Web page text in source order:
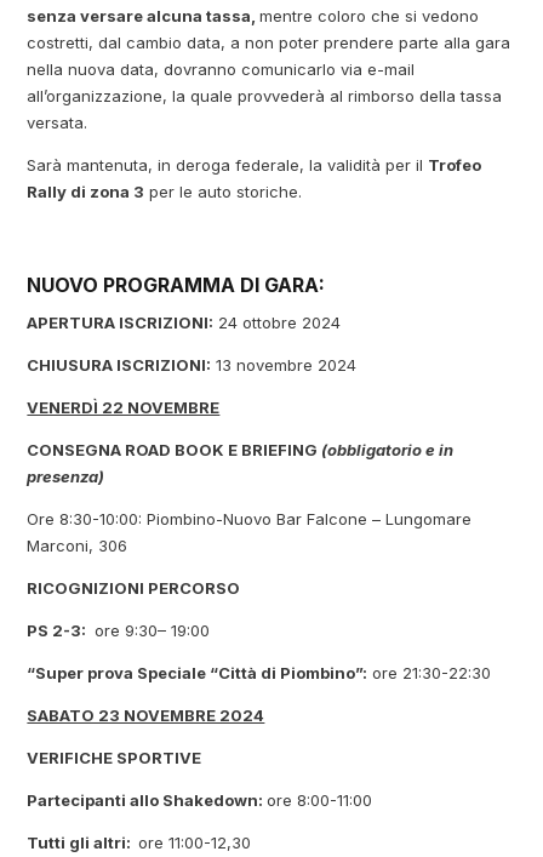
senza versare alcuna tassa,mentre coloro che si vedono
costretti, dal cambio data, a non poter prendere parte alla gara
nella nuova data, dovranno comunicarlo via e-mail
all’organizzazione, la quale provvederà al rimborso della tassa
versata.
Sarà mantenuta, in deroga federale, la validità per il Trofeo
Rally di zona 3 per le auto storiche.
NUOVO PROGRAMMA DI GARA:
APERTURA ISCRIZIONI: 24 ottobre 2024
CHIUSURA ISCRIZIONI: 13 novembre 2024
VENERDÌ 22 NOVEMBRE
CONSEGNA ROAD BOOK E BRIEFING (obbligatorio e in
presenza)
Ore 8:30-10:00: Piombino-Nuovo Bar Falcone – Lungomare
Marconi, 306
RICOGNIZIONI PERCORSO
PS 2-3: ore 9:30– 19:00
“Super prova Speciale “Città di Piombino”: ore 21:30-22:30
SABATO 23 NOVEMBRE 2024
VERIFICHE SPORTIVE
Partecipanti allo Shakedown:ore 8:00-11:00
Tutti gli altri:ore 11:00-12,30